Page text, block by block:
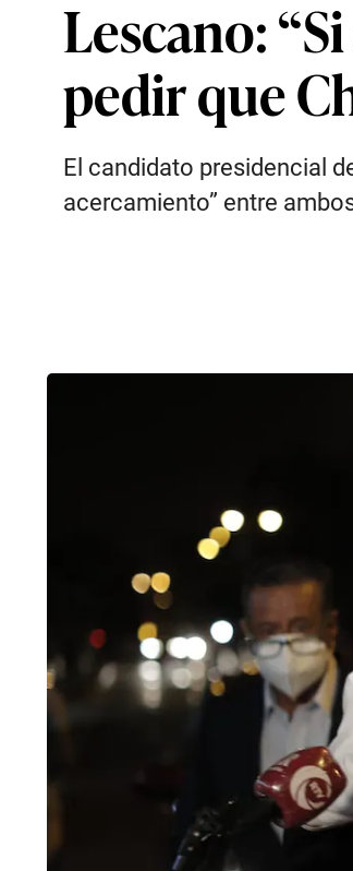
Lescano:
pedir que
El candidato presidencial
acercamiento” entre